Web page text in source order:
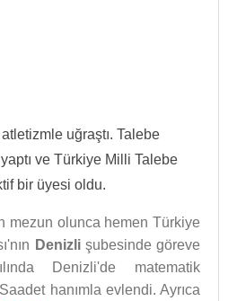
uğraştı. Talebe
ve Türkiye Milli Talebe
bir üyesi oldu.
mezun olunca hemen Türkiye
Denizlişubesinde göreve
Denizli'de matematik
hanımla evlendi. Ayrıca